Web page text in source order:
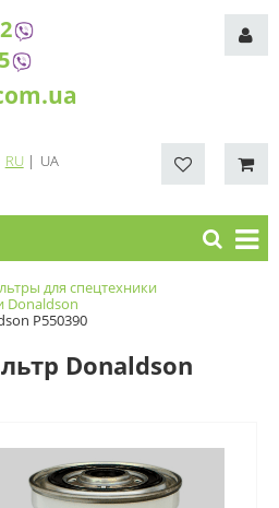
RU| UA
для спецтехники
Donaldson
P550390
Donaldson